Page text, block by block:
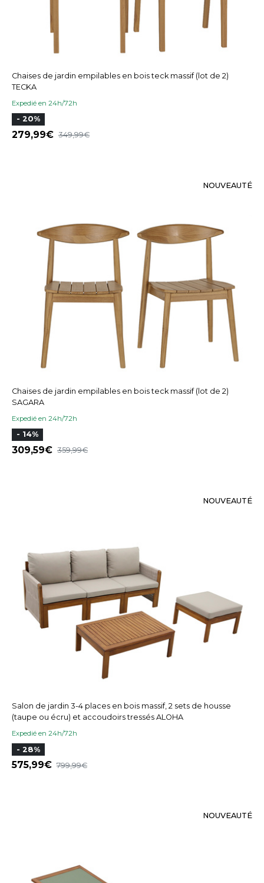
Chaises de jardin empilables en bois teck massif (lot de 2)
TECKA
Expedié en 24h/72h
- 20%
279,99 349,99
NOUVEAUTÉ
Chaises de jardin empilables en bois teck massif (lot de 2)
SAGARA
Expedié en 24h/72h
- 14%
309,59 359,99
NOUVEAUTÉ
Salon de jardin 3-4 places en bois massif, 2 sets de housse
(taupe ou écru) et accoudoirs tressés ALOHA
Expedié en 24h/72h
- 28%
575,99 799,99
NOUVEAUTÉ